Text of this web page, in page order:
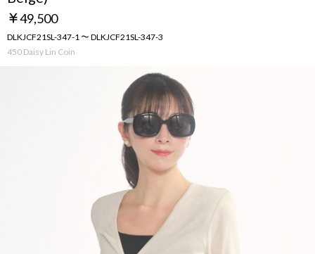
￥49,500
DLKJCF21SL-347-1 ～ DLKJCF21SL-347-3
450 Daisy Lin Coin